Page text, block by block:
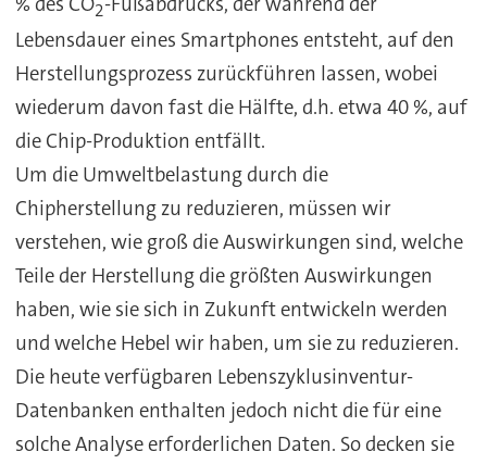
2
Lebensdauer eines Smartphones entsteht, auf den
Herstellungsprozess zurückführen lassen, wobei
wiederum davon fast die Hälfte, d.h. etwa 40 %, auf
die Chip-Produktion entfällt.
Um die Umweltbelastung durch die
Chipherstellung zu reduzieren, müssen wir
verstehen, wie groß die Auswirkungen sind, welche
Teile der Herstellung die größten Auswirkungen
haben, wie sie sich in Zukunft entwickeln werden
und welche Hebel wir haben, um sie zu reduzieren.
Die heute verfügbaren Lebenszyklusinventur-
Datenbanken enthalten jedoch nicht die für eine
solche Analyse erforderlichen Daten. So decken sie